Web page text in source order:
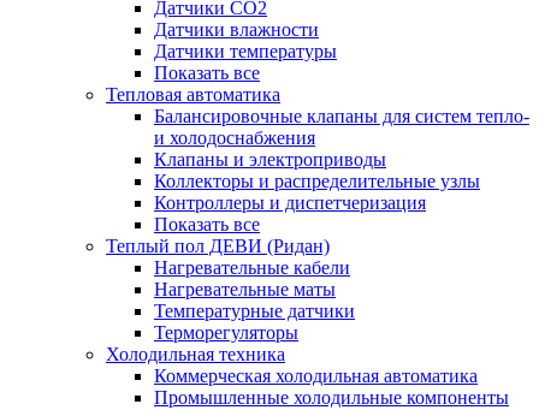
Датчики CO2
Датчики влажности
Датчики температуры
Показать все
Тепловая автоматика
Балансировочные клапаны для систем тепло-
и холодоснабжения
Клапаны и электроприводы
Коллекторы и распределительные узлы
Контроллеры и диспетчеризация
Показать все
Теплый пол ДЕВИ (Ридан)
Нагревательные кабели
Нагревательные маты
Температурные датчики
Терморегуляторы
Холодильная техника
Коммерческая холодильная автоматика
Промышленные холодильные компоненты